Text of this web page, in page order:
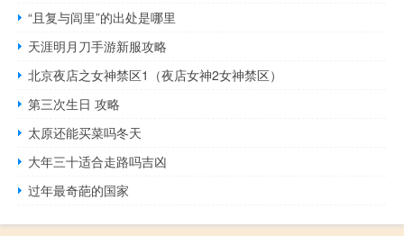
“且复与闾里”的出处是哪里
天涯明月刀手游新服攻略
北京夜店之女神禁区1（夜店女神2女神禁区）
第三次生日 攻略
太原还能买菜吗冬天
大年三十适合走路吗吉凶
过年最奇葩的国家